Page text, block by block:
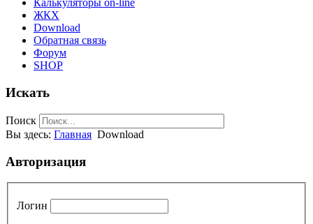
Калькуляторы on-line
ЖКХ
Download
Обратная связь
Форум
SHOP
Искать
Поиск
Вы здесь: Главная Download
Авторизация
Логин